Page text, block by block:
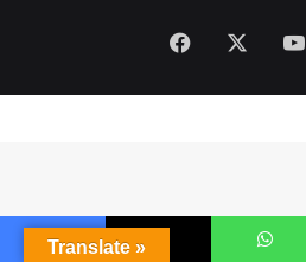
Facebook
Translate »